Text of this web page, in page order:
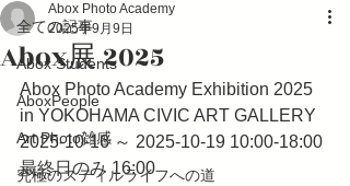
全ての記事
Abox Students
AboxPeople
Art Photo雑感
究極のスティルライフへの道
Abox展 2025
Abox Photo Academy
2025年9月9日
Abox Photo Academy Exhibition 2025
in YOKOHAMA CIVIC ART GALLERY
2025-10-16 ～ 2025-10-19 10:00-18:00
最終日のみ 16:00